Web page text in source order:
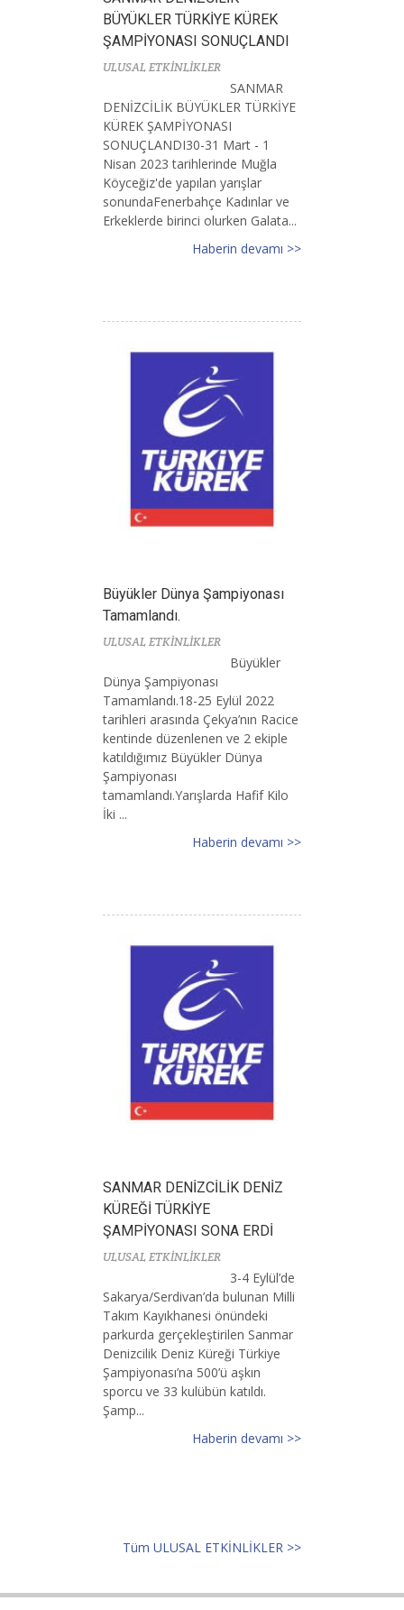
BÜYÜKLER TÜRKİYE KÜREK
ŞAMPİYONASI SONUÇLANDI
ULUSAL ETKİNLİKLER
SANMAR
DENİZCİLİK BÜYÜKLER TÜRKİYE
KÜREK ŞAMPİYONASI
SONUÇLANDI30-31 Mart - 1
Nisan 2023 tarihlerinde Muğla
Köyceğiz'de yapılan yarışlar
sonundaFenerbahçe Kadınlar ve
Erkeklerde birinci olurken Galata...
Haberin devamı >>
Büyükler Dünya Şampiyonası
Tamamlandı.
ULUSAL ETKİNLİKLER
Büyükler
Dünya Şampiyonası
Tamamlandı.18-25 Eylül 2022
tarihleri arasında Çekya’nın Racice
kentinde düzenlenen ve 2 ekiple
katıldığımız Büyükler Dünya
Şampiyonası
tamamlandı.Yarışlarda Hafif Kilo
İki ...
Haberin devamı >>
SANMAR DENİZCİLİK DENİZ
KÜREĞİ TÜRKİYE
ŞAMPİYONASI SONA ERDİ
ULUSAL ETKİNLİKLER
3-4 Eylül’de
Sakarya/Serdivan’da bulunan Milli
Takım Kayıkhanesi önündeki
parkurda gerçekleştirilen Sanmar
Denizcilik Deniz Küreği Türkiye
Şampiyonası’na 500’ü aşkın
sporcu ve 33 kulübün katıldı.
Şamp...
Haberin devamı >>
Tüm ULUSAL ETKİNLİKLER >>